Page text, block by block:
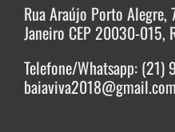
Rua Araújo Porto Alegre,
Janeiro CEP 20030-015,
Telefone/Whatsapp: (21)
baiaviva2018@gmail.com